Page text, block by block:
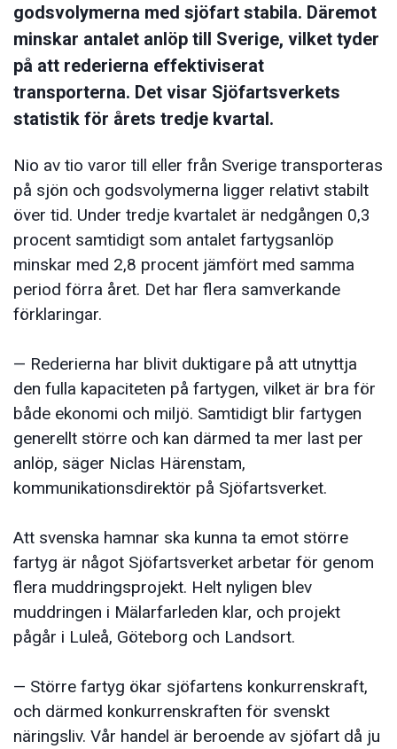
godsvolymerna med sjöfart stabila. Däremot
minskar antalet anlöp till Sverige, vilket tyder
på att rederierna effektiviserat
transporterna. Det visar Sjöfartsverkets
statistik för årets tredje kvartal.
Nio av tio varor till eller från Sverige transporteras
på sjön och godsvolymerna ligger relativt stabilt
över tid. Under tredje kvartalet är nedgången 0,3
procent samtidigt som antalet fartygsanlöp
minskar med 2,8 procent jämfört med samma
period förra året. Det har flera samverkande
förklaringar.
— Rederierna har blivit duktigare på att utnyttja
den fulla kapaciteten på fartygen, vilket är bra för
både ekonomi och miljö. Samtidigt blir fartygen
generellt större och kan därmed ta mer last per
anlöp, säger Niclas Härenstam,
kommunikationsdirektör på Sjöfartsverket.
Att svenska hamnar ska kunna ta emot större
fartyg är något Sjöfartsverket arbetar för genom
flera muddringsprojekt. Helt nyligen blev
muddringen i Mälarfarleden klar, och projekt
pågår i Luleå, Göteborg och Landsort.
— Större fartyg ökar sjöfartens konkurrenskraft,
och därmed konkurrenskraften för svenskt
näringsliv. Vår handel är beroende av sjöfart då ju